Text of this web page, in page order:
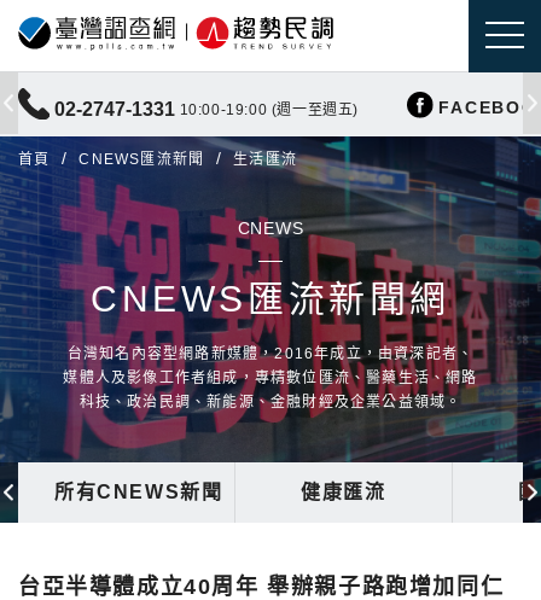
02-2747-1331 10:00-19:00 (週一至週五)
首頁 CNEWS匯流新聞 生活匯流
CNEWS
CNEWS匯流新聞網
台灣知名內容型網路新媒體，2016年成立，由資深記者、
媒體人及影像工作者組成，專精數位匯流、醫藥生活、網路
科技、政治民調、新能源、金融財經及企業公益領域。
所有CNEWS新聞 健康匯流
台亞半導體成立40周年 舉辦親子路跑增加同仁